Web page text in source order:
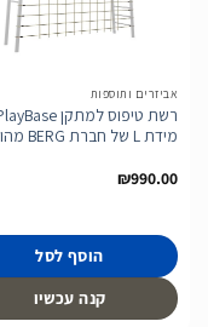
אביזרים ותוספות
רשת טיפוס למתקן PlayBase
מידת L של חברת BERG מהולנד
₪990.00
הוסף לסל
קנה עכשיו